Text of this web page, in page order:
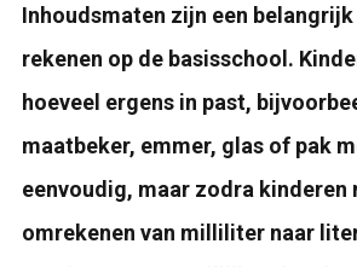
Inhoudsmaten zijn een
rekenen op de basisschool.
hoeveel ergens in past,
maatbeker, emmer, glas of pak
eenvoudig, maar zodra kinderen
omrekenen van milliliter naar